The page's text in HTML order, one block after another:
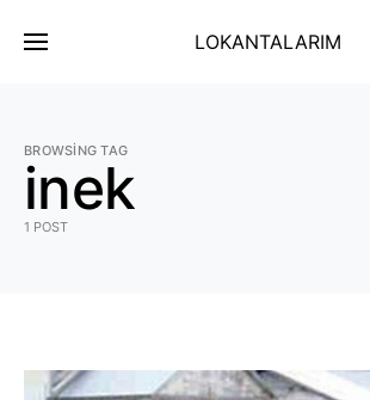
LOKANTALARIM
BROWSING TAG
inek
1 POST